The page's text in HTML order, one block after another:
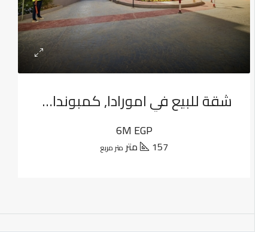
شقة للبيع في امورادا, كمبوندات التجمع الخامس
6M EGP
157 متر متر مربع